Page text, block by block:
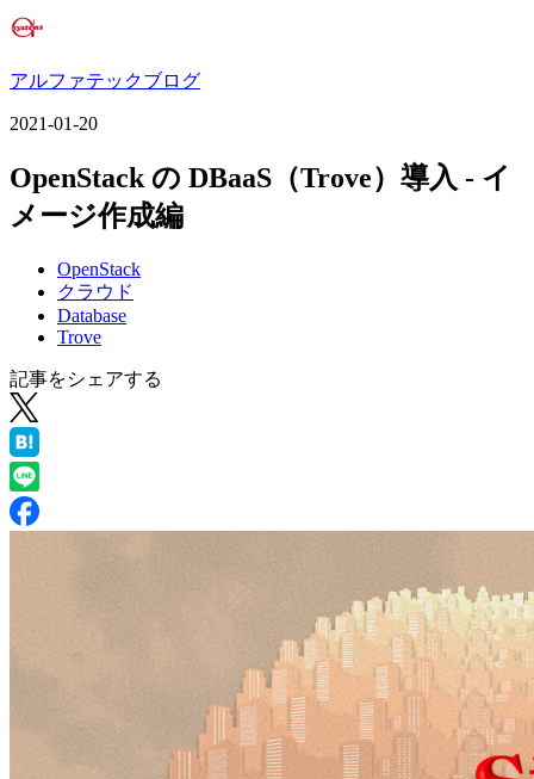
アルファテックブログ
2021-01-20
OpenStack の DBaaS（Trove）導入 - イ
メージ作成編
OpenStack
クラウド
Database
Trove
記事をシェアする